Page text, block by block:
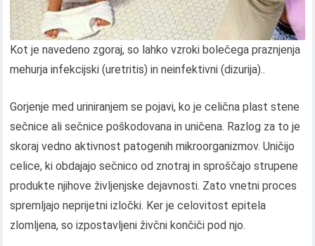
Kot je navedeno zgoraj, so lahko vzroki bolečega praznjenja
mehurja infekcijski (uretritis) in neinfektivni (dizurija)..
Gorjenje med uriniranjem se pojavi, ko je celična plast stene
sečnice ali sečnice poškodovana in uničena. Razlog za to je
skoraj vedno aktivnost patogenih mikroorganizmov. Uničijo
celice, ki obdajajo sečnico od znotraj in sproščajo strupene
produkte njihove življenjske dejavnosti. Zato vnetni proces
spremljajo neprijetni izločki. Ker je celovitost epitela
zlomljena, so izpostavljeni živčni končiči pod njo.